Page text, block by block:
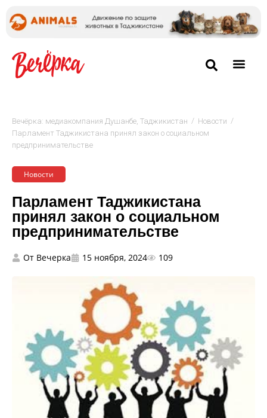
Вечёрка: медиакомпания Душанбе, Таджикистан / Новости /
Парламент Таджикистана принял закон о социальном
предпринимательстве
Новости
Парламент Таджикистана
принял закон о социальном
предпринимательстве
От Вечерка 15 ноября, 2024 109